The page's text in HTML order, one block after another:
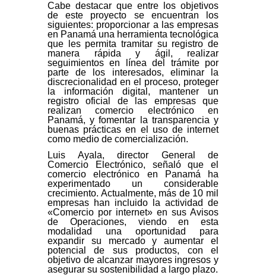
Cabe destacar que entre los objetivos
de este proyecto se encuentran los
siguientes: proporcionar a las empresas
en Panamá una herramienta tecnológica
que les permita tramitar su registro de
manera rápida y ágil, realizar
seguimientos en línea del trámite por
parte de los interesados, eliminar la
discrecionalidad en el proceso, proteger
la información digital, mantener un
registro oficial de las empresas que
realizan comercio electrónico en
Panamá, y fomentar la transparencia y
buenas prácticas en el uso de internet
como medio de comercialización.
Luis Ayala, director General de
Comercio Electrónico, señaló que el
comercio electrónico en Panamá ha
experimentado un considerable
crecimiento. Actualmente, más de 10 mil
empresas han incluido la actividad de
«Comercio por internet» en sus Avisos
de Operaciones, viendo en esta
modalidad una oportunidad para
expandir su mercado y aumentar el
potencial de sus productos, con el
objetivo de alcanzar mayores ingresos y
asegurar su sostenibilidad a largo plazo.